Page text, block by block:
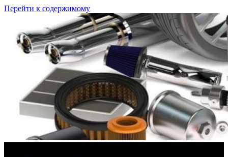
Перейти к содержимому